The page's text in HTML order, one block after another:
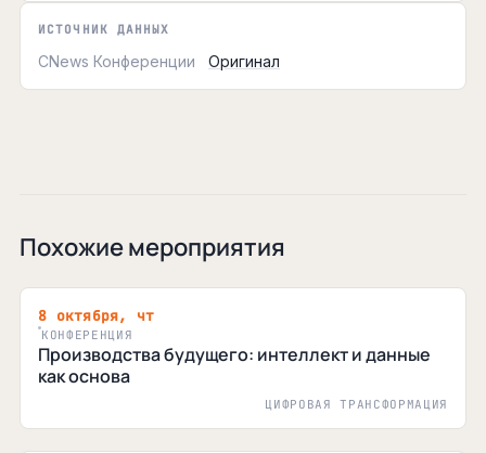
ИСТОЧНИК ДАННЫХ
CNews Конференции Оригинал
Похожие мероприятия
8 октября, чт
КОНФЕРЕНЦИЯ
Производства будущего: интеллект и данные
как основа
ЦИФРОВАЯ ТРАНСФОРМАЦИЯ